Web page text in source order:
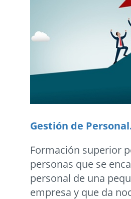
Gestión de
Formación superior
personas que se
personal de una
empresa y que da